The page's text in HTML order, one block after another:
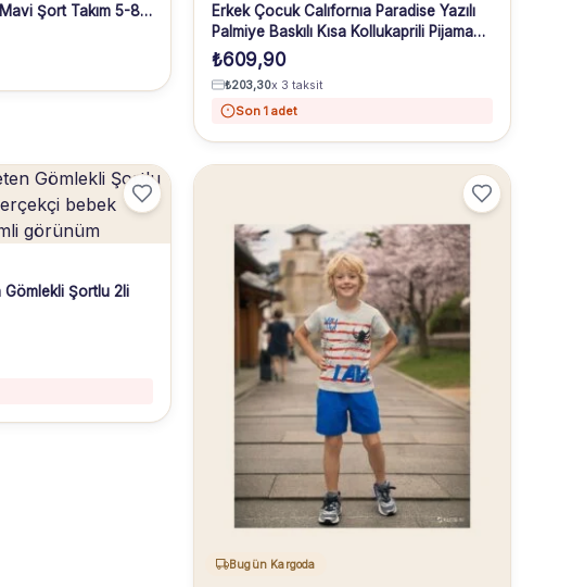
Şort Takım 5-8
Erkek Çocuk Calıfornıa Paradise Yazılı
Palmiye Baskılı Kısa Kollukaprili Pijama
Takımı
₺609,90
₺203,30x 3 taksit
Son 1 adet
Gömlekli Şortlu 2li
Bugün Kargoda